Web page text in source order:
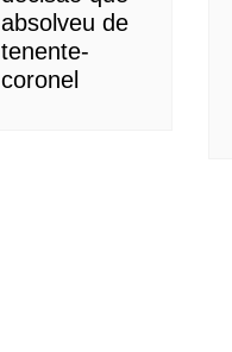
absolveu de
tenente-
coronel